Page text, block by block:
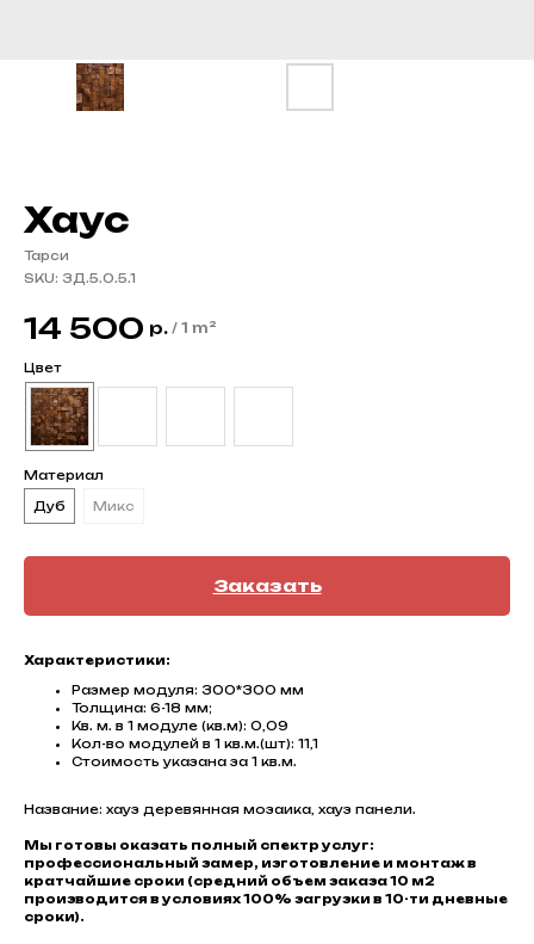
Хаус
Тарси
SKU: 3Д.5.0.5.1
14 500 р. / 1 m²
Цвет
Материал
Дуб Микс
Заказать
Характеристики:
Размер модуля: 300*300 мм
Толщина: 6-18 мм;
Кв. м. в 1 модуле (кв.м): 0,09
Кол-во модулей в 1 кв.м.(шт): 11,1
Стоимость указана за 1 кв.м.
Название: хауз деревянная мозаика, хауз панели.
Мы готовы оказать полный спектр услуг:
профессиональный замер, изготовление и монтаж в
кратчайшие сроки (средний объем заказа 10 м2
производится в условиях 100% загрузки в 10-ти дневные
сроки).